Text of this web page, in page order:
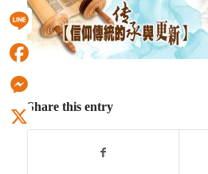
Share this entry
Line
Facebook
Messenger